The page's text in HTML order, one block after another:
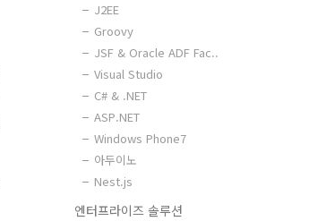
J2EE
Groovy
JSF & Oracle ADF Fac..
Visual Studio
C# & .NET
ASP.NET
Windows Phone7
아두이노
Nest.js
엔터프라이즈 솔루션